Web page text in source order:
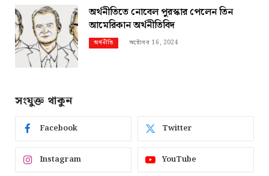
অর্থনীতিতে নোবেল পুরস্কার পেলেন তিন
আমেরিকান অর্থনীতিবিদ
অর্থনীতি অক্টোবর 16, 2024
সংযুক্ত থাকুন
Facebook Twitter
Instagram YouTube